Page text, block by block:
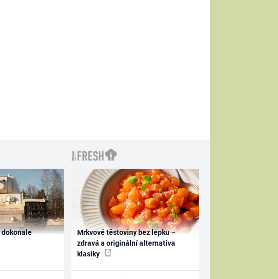
dokonale
Mrkvové těstoviny bez lepku –
zdravá a originální alternativa
klasiky